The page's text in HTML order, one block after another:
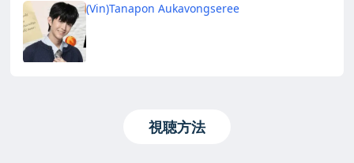
(Vin)Tanapon Aukavongseree
視聴方法